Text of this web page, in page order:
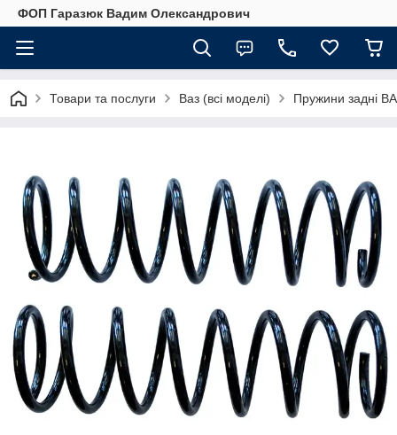
ФОП Гаразюк Вадим Олександрович
Товари та послуги Ваз (всі моделі) Пружини задні